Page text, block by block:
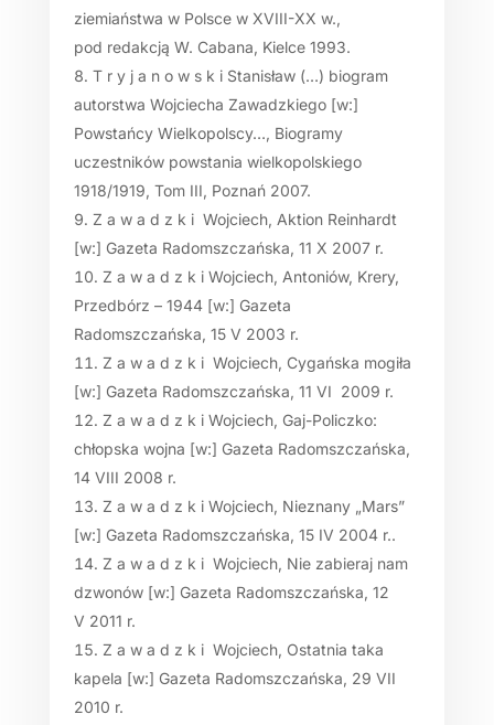
ziemiaństwa w Polsce w XVIII-XX w.,
pod redakcją W. Cabana, Kielce 1993.
T r y j a n o w s k i Stanisław (…) biogram
autorstwa Wojciecha Zawadzkiego [w:]
Powstańcy Wielkopolscy…, Biogramy
uczestników powstania wielkopolskiego
1918/1919, Tom III, Poznań 2007.
Z a w a d z k i Wojciech, Aktion Reinhardt
[w:] Gazeta Radomszczańska, 11 X 2007 r.
Z a w a d z k i Wojciech, Antoniów, Krery,
Przedbórz – 1944 [w:] Gazeta
Radomszczańska, 15 V 2003 r.
Z a w a d z k i Wojciech, Cygańska mogiła
[w:] Gazeta Radomszczańska, 11 VI 2009 r.
Z a w a d z k i Wojciech, Gaj-Policzko:
chłopska wojna [w:] Gazeta Radomszczańska,
14 VIII 2008 r.
Z a w a d z k i Wojciech, Nieznany „Mars”
[w:] Gazeta Radomszczańska, 15 IV 2004 r..
Z a w a d z k i Wojciech, Nie zabieraj nam
dzwonów [w:] Gazeta Radomszczańska, 12
V 2011 r.
Z a w a d z k i Wojciech, Ostatnia taka
kapela [w:] Gazeta Radomszczańska, 29 VII
2010 r.